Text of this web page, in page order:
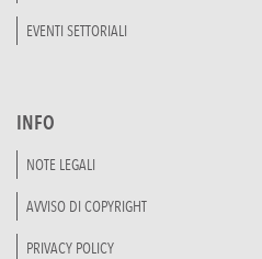
EVENTI SETTORIALI
INFO
NOTE LEGALI
AVVISO DI COPYRIGHT
PRIVACY POLICY